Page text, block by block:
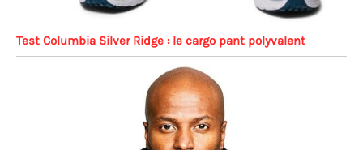
Test Columbia Silver Ridge : le cargo pant polyvalent